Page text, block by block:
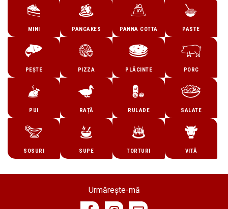
MINI PANCAKES PANNA COTTA PASTE
PEȘTE PIZZA PLĂCINTE PORC
PUI RAȚĂ RULADE SALATE
SOSURI SUPE TORTURI VITĂ
Urmărește-mă